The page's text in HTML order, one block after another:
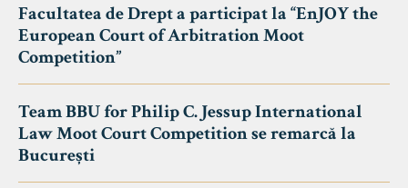
Facultatea de Drept a participat la “EnJOY the
European Court of Arbitration Moot
Competition”
Team BBU for Philip C. Jessup International
Law Moot Court Competition se remarcă la
București